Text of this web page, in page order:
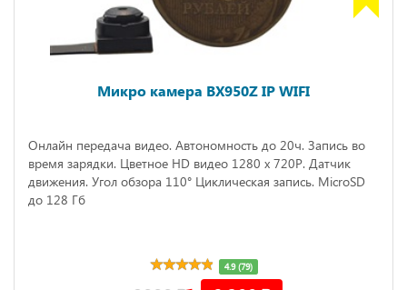
Микро камера BX950Z IP WIFI
Онлайн передача видео. Автономность до 20ч. Запись во
время зарядки. Цветное HD видео 1280 х 720P. Датчик
движения. Угол обзора 110° Циклическая запись. MicroSD
до 128 Гб
4.9 (79)